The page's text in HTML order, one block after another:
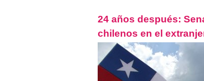
24 años después:
chilenos en el